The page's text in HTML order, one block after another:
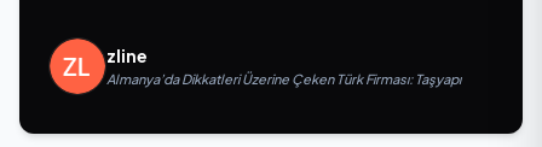
zline
Almanya’da Dikkatleri Üzerine Çeken Türk Firması: Taşyapı